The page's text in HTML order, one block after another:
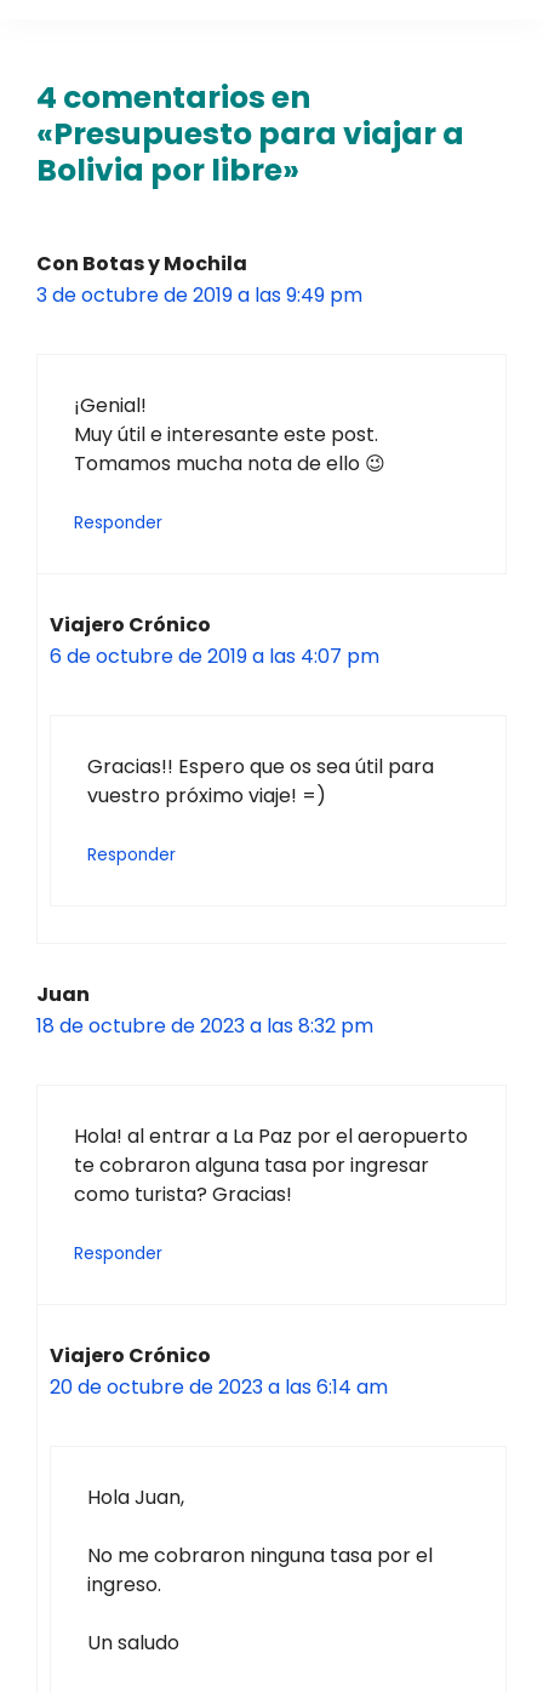
4 comentarios en
«Presupuesto para viajar a
Bolivia por libre»
Con Botas y Mochila
3 de octubre de 2019 a las 9:49 pm
¡Genial!
Muy útil e interesante este post.
Tomamos mucha nota de ello 😉
Responder
Viajero Crónico
6 de octubre de 2019 a las 4:07 pm
Gracias!! Espero que os sea útil para
vuestro próximo viaje! =)
Responder
Juan
18 de octubre de 2023 a las 8:32 pm
Hola! al entrar a La Paz por el aeropuerto
te cobraron alguna tasa por ingresar
como turista? Gracias!
Responder
Viajero Crónico
20 de octubre de 2023 a las 6:14 am
Hola Juan,
No me cobraron ninguna tasa por el
ingreso.
Un saludo